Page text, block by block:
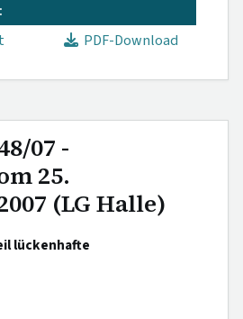
PDF-Download
07 -
25.
(LG Halle)
lückenhafte